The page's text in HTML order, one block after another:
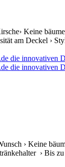
Keine
am Deckel ›
› Keine
› Bis